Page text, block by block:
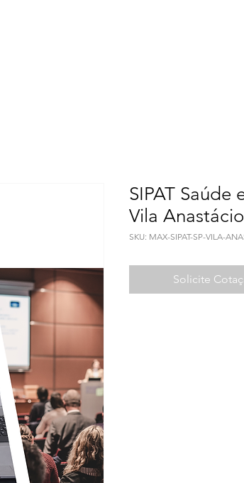
SIPAT Saúde
Vila
SKU: MAX-SIPAT-SP-VILA-
Solicite